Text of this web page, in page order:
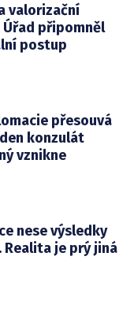
valorizační
Úřad připomněl
postup
přesouvá
konzulát
vznikne
nese výsledky
Realita je prý jiná